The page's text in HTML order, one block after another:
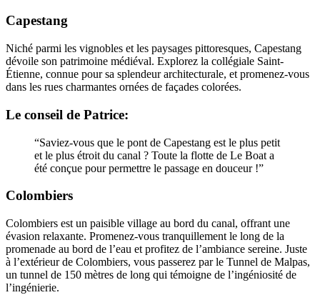
Capestang
Niché parmi les vignobles et les paysages pittoresques, Capestang
dévoile son patrimoine médiéval. Explorez la collégiale Saint-
Étienne, connue pour sa splendeur architecturale, et promenez-vous
dans les rues charmantes ornées de façades colorées.
Le conseil de Patrice:
“Saviez-vous que le pont de Capestang est le plus petit
et le plus étroit du canal ? Toute la flotte de Le Boat a
été conçue pour permettre le passage en douceur !”
Colombiers
Colombiers est un paisible village au bord du canal, offrant une
évasion relaxante. Promenez-vous tranquillement le long de la
promenade au bord de l’eau et profitez de l’ambiance sereine. Juste
à l’extérieur de Colombiers, vous passerez par le Tunnel de Malpas,
un tunnel de 150 mètres de long qui témoigne de l’ingéniosité de
l’ingénierie.